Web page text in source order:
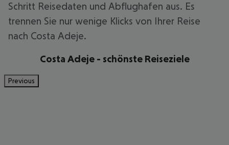
Schritt Reisedaten und Abflughafen aus. Es
trennen Sie nur wenige Klicks von Ihrer Reise
nach Costa Adeje.
Costa Adeje - schönste Reiseziele
Previous